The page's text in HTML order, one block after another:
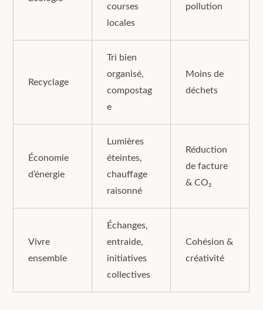
courses
locales
pollution
Recyclage
Tri bien
organisé,
compostag
e
Moins de
déchets
Économie
d’énergie
Lumières
éteintes,
chauffage
raisonné
Réduction
de facture
& CO₂
Vivre
ensemble
Échanges,
entraide,
initiatives
collectives
Cohésion &
créativité